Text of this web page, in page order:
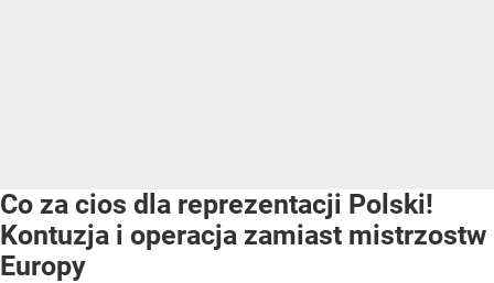
Co za cios dla reprezentacji Polski!
Kontuzja i operacja zamiast mistrzostw
Europy